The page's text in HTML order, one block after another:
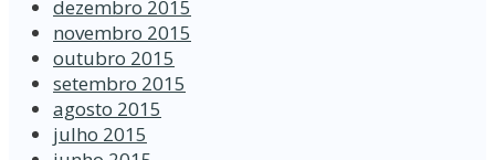
dezembro 2015
novembro 2015
outubro 2015
setembro 2015
agosto 2015
julho 2015